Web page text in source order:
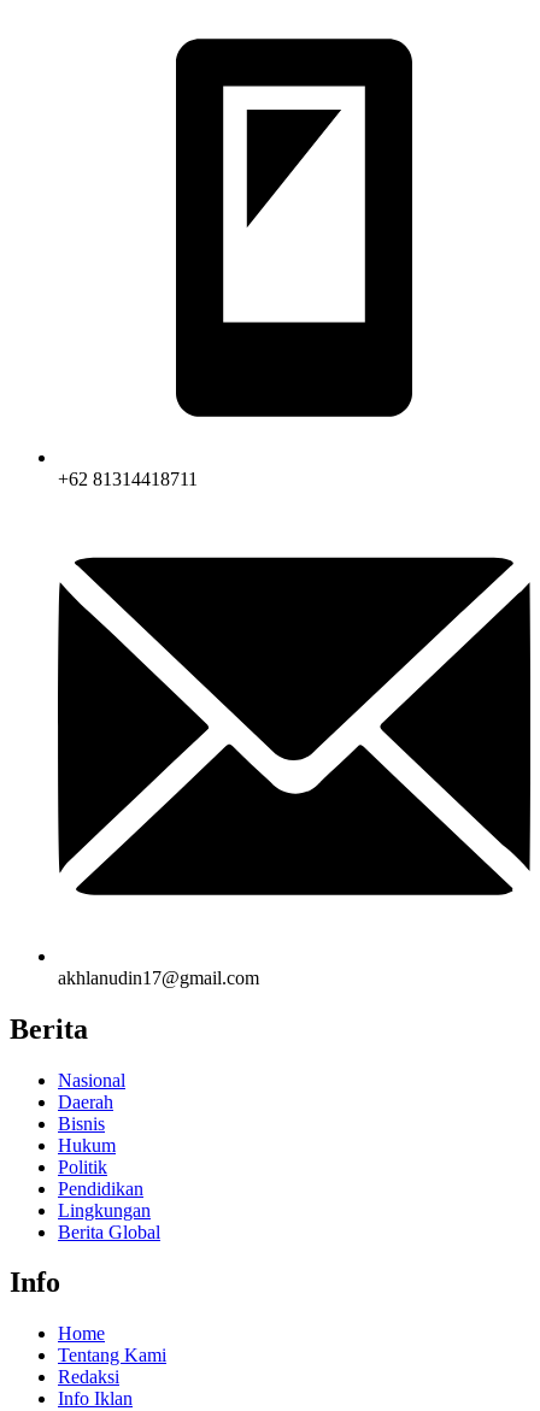
+62 81314418711
akhlanudin17@gmail.com
Berita
Nasional
Daerah
Bisnis
Hukum
Politik
Pendidikan
Lingkungan
Berita Global
Info
Home
Tentang Kami
Redaksi
Info Iklan